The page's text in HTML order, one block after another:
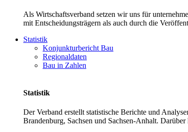
Als Wirtschaftsverband setzen wir uns für
mit Entscheidungsträgern als auch durch die
Statistik
Konjunkturbericht Bau
Regionaldaten
Bau in Zahlen
Statistik
Der Verband erstellt statistische Berichte und
Brandenburg, Sachsen und Sachsen-Anhalt.